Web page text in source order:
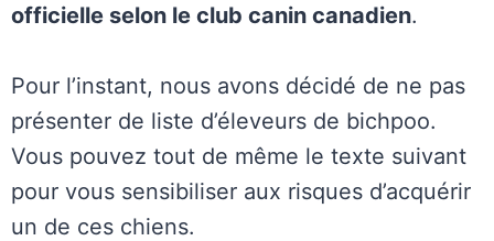
officielle selon le club canin canadien.
Pour l’instant, nous avons décidé de ne pas
présenter de liste d’éleveurs de bichpoo.
Vous pouvez tout de même le texte suivant
pour vous sensibiliser aux risques d’acquérir
un de ces chiens.